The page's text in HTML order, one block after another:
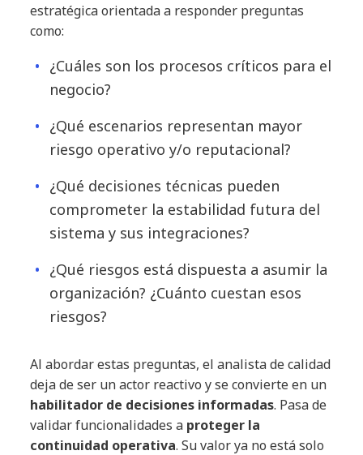
estratégica orientada a responder preguntas
como:
¿Cuáles son los procesos críticos para el
negocio?
¿Qué escenarios representan mayor
riesgo operativo y/o reputacional?
¿Qué decisiones técnicas pueden
comprometer la estabilidad futura del
sistema y sus integraciones?
¿Qué riesgos está dispuesta a asumir la
organización? ¿Cuánto cuestan esos
riesgos?
Al abordar estas preguntas, el analista de calidad
deja de ser un actor reactivo y se convierte en un
habilitador de decisiones informadas. Pasa de
validar funcionalidades a proteger la
continuidad operativa. Su valor ya no está solo